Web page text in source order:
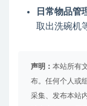
日常物品管
取出洗碗机
声明： 本站所有
布。任何个人或
采集、发布本站